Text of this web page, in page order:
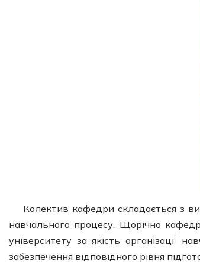
Колектив кафедри складається з
навчального процесу. Щорічно
університету за якість організації
забезпечення відповідного рівня